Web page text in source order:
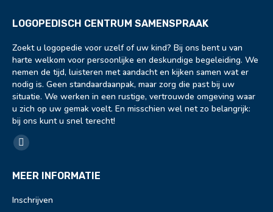
LOGOPEDISCH CENTRUM SAMENSPRAAK
Zoekt u logopedie voor uzelf of uw kind? Bij ons bent u van
harte welkom voor persoonlijke en deskundige begeleiding. We
nemen de tijd, luisteren met aandacht en kijken samen wat er
nodig is. Geen standaardaanpak, maar zorg die past bij uw
situatie. We werken in een rustige, vertrouwde omgeving waar
u zich op uw gemak voelt. En misschien wel net zo belangrijk:
bij ons kunt u snel terecht!
Vind ons op:
Facebook
opens
in
MEER INFORMATIE
Inschrijven